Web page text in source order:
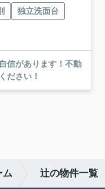
独立洗面台
信があります！不動
ださい！
ム 辻の物件一覧